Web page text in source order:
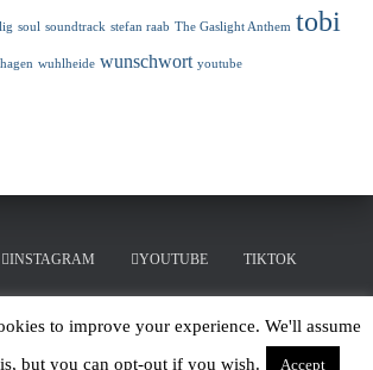
soul soundtrack stefan raab The Gaslight Anthem tobi
wuhlheide wunschwort youtube
INSTAGRAM YOUTUBE TIKTOK
LINKEDIN MERCHANDISING
to improve your experience. We'll assume
but you can opt-out if you wish.
Accept